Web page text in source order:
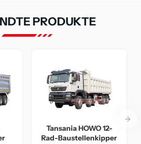
PRODUKTE
TX 8x4
Kipper
Tansania HOWO
Rad-